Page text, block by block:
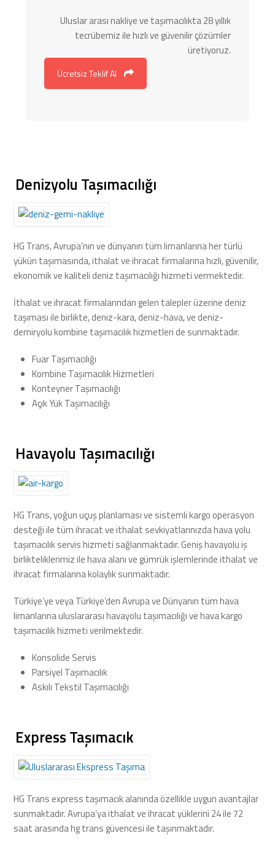
Uluslar arası nakliye ve taşımacılıkta 28 yıllık
tecrübemiz ile hızlı ve güvenilir çözümler
üretiyoruz.
Ücretsiz Teklif Al
Denizyolu Taşımacılığı
HG Trans, Avrupa’nın ve dünyanın tüm limanlarına her türlü
yükün taşımasında, ithalat ve ihracat firmalarına hızlı, güvenilir,
ekonomik ve kaliteli deniz taşımacılığı hizmeti vermektedir.
İthalat ve ihracat firmalarından gelen talepler üzerine deniz
taşıması ile birlikte, deniz-kara, deniz-hava, ve deniz-
demiryolu kombine taşımacılık hizmetleri de sunmaktadır.
Fuar Taşımacılığı
Kombine Taşımacılık Hizmetleri
Konteyner Taşımacılığı
Açık Yük Taşımacılığı
Havayolu Taşımacılığı
HG Trans, yoğun uçuş planlaması ve sistemli kargo operasyon
desteği ile tüm ihracat ve ithalat sevkiyatlarınızda hava yolu
taşımacılık servis hizmeti sağlanmaktadır. Geniş havayolu iş
birlikteliklerimiz ile hava alanı ve gümrük işlemlerinde ithalat ve
ihracat firmalarına kolaylık sunmaktadır.
Türkiye’ye veya Türkiye’den Avrupa ve Dünyanın tüm hava
limanlarına uluslararası havayolu taşımacılığı ve hava kargo
taşımacılık hizmeti verilmektedir.
Konsolide Servis
Parsiyel Taşımacılık
Askılı Tekstil Taşımacılığı
Express Taşımacık
HG Trans express taşımacık alanında özellikle uygun avantajlar
sunmaktadır. Avrupa’ya ithalat ve ihracat yüklerini 24 ile 72
saat arasında hg trans güvencesi ile taşınmaktadır.